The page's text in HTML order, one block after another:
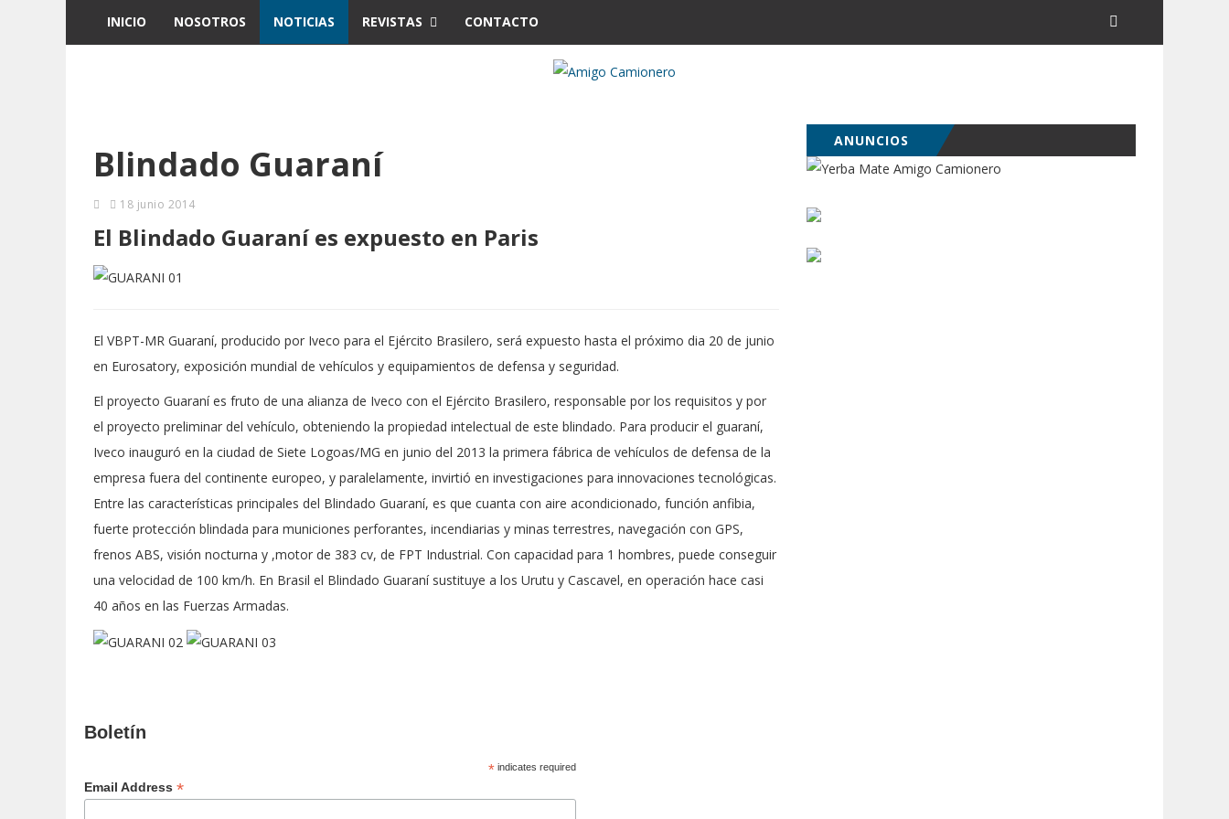
INICIO NOSOTROS NOTICIAS REVISTAS CONTACTO
Blindado Guaraní
18 junio 2014
El Blindado Guaraní es expuesto en Paris
El VBPT-MR Guaraní, producido por Iveco para el Ejército Brasilero, será expuesto hasta el próximo dia 20 de junio
en Eurosatory, exposición mundial de vehículos y equipamientos de defensa y seguridad.
El proyecto Guaraní es fruto de una alianza de Iveco con el Ejército Brasilero, responsable por los requisitos y por
el proyecto preliminar del vehículo, obteniendo la propiedad intelectual de este blindado. Para producir el guaraní,
Iveco inauguró en la ciudad de Siete Logoas/MG en junio del 2013 la primera fábrica de vehículos de defensa de la
empresa fuera del continente europeo, y paralelamente, invirtió en investigaciones para innovaciones tecnológicas.
Entre las características principales del Blindado Guaraní, es que cuanta con aire acondicionado, función anfibia,
fuerte protección blindada para municiones perforantes, incendiarias y minas terrestres, navegación con GPS,
frenos ABS, visión nocturna y ,motor de 383 cv, de FPT Industrial. Con capacidad para 1 hombres, puede conseguir
una velocidad de 100 km/h. En Brasil el Blindado Guaraní sustituye a los Urutu y Cascavel, en operación hace casi
40 años en las Fuerzas Armadas.
ANUNCIOS
Boletín
*indicates required
Email Address *